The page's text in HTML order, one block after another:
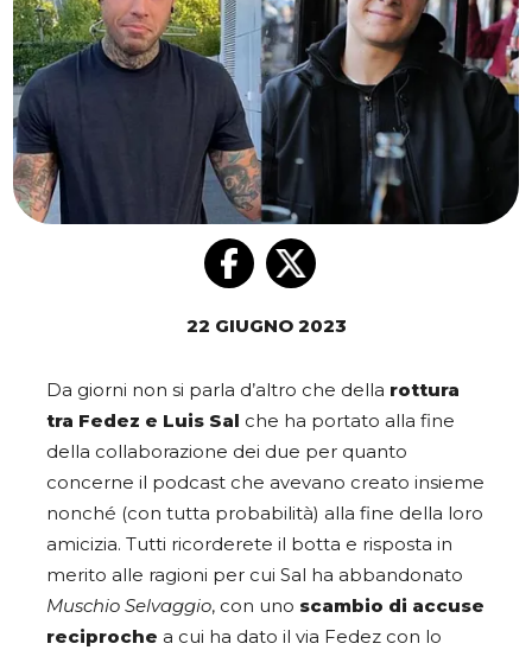
22 GIUGNO 2023
Da giorni non si parla d’altro che della rottura
tra Fedez e Luis Sal
che ha portato alla fine
della collaborazione dei due per quanto
concerne il podcast che avevano creato insieme
nonché (con tutta probabilità) alla fine della loro
amicizia. Tutti ricorderete il botta e risposta in
merito alle ragioni per cui Sal ha abbandonato
Muschio Selvaggio, con uno scambio di accuse
reciproche a cui ha dato il via Fedez con lo